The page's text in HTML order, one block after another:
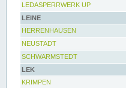
LEDASPERRWERK UP
LEINE
HERRENHAUSEN
NEUSTADT
SCHWARMSTEDT
LEK
KRIMPEN